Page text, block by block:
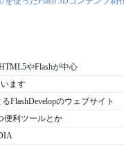
やFlashが中心
ます
FlashDevelopのウェブサイト
便利ツールとか